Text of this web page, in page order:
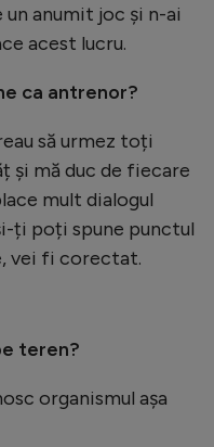
anumit joc și n-ai
acest lucru.
ca antrenor?
să urmez toți
și mă duc de fiecare
mult dialogul
ți poți spune punctul
vei fi corectat.
teren?
organismul așa